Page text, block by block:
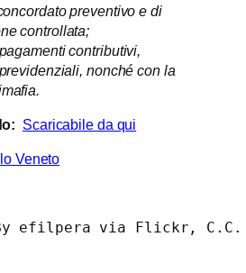
preventivo e di
controllata;
contributivi,
nonché con la
Scaricabile da qui
Veneto
efilpera via Flickr,